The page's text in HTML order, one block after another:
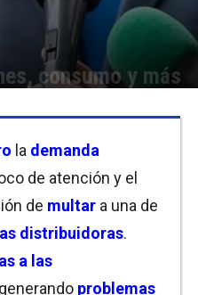
consumo y más
la demanda
de atención y el
de multar a una de
distribuidoras.
a las
problemas